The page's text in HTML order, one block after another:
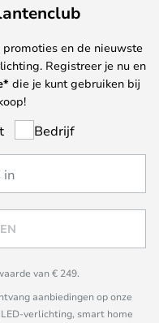
promoties en de nieuwste
Registreer je nu en
die je kunt gebruiken bij
Bedrijf
van € 249.
aanbiedingen op onze
verlichting, smart home